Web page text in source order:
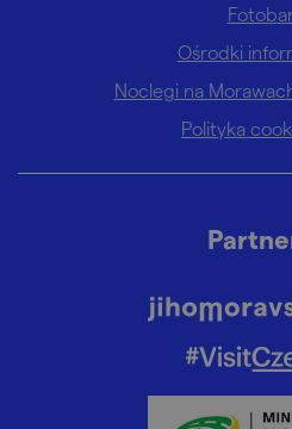
Ośrodki
Noclegi na
Polityka